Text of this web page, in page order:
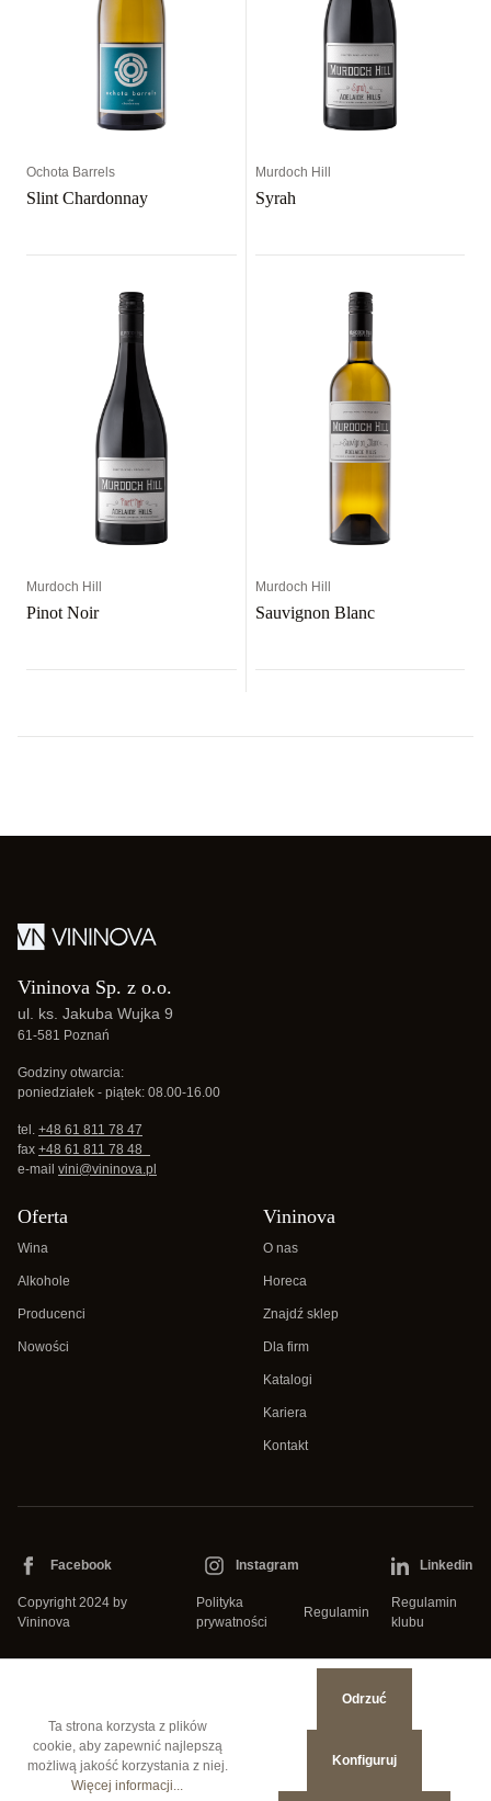
Ochota Barrels
Slint Chardonnay
Murdoch Hill
Syrah
Murdoch Hill
Pinot Noir
Murdoch Hill
Sauvignon Blanc
Vininova Sp. z o.o.
ul. ks. Jakuba Wujka 9
61-581 Poznań
Godziny otwarcia:
poniedziałek - piątek: 08.00-16.00
tel. +48 61 811 78 47
fax +48 61 811 78 48
e-mail vini@vininova.pl
Oferta
Wina
Alkohole
Producenci
Nowości
Vininova
O nas
Horeca
Znajdź sklep
Dla firm
Katalogi
Kariera
Kontakt
Copyright 2024 by
Vininova
Polityka
prywatności
Regulamin
Regulamin
klubu
Facebook Instagram Linkedin
Ta strona korzysta z plików
cookie, aby zapewnić najlepszą
możliwą jakość korzystania z niej.
Więcej informacji...
Odrzuć
Konfiguruj